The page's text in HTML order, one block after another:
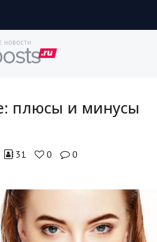
плюсы и минусы
31 0
0